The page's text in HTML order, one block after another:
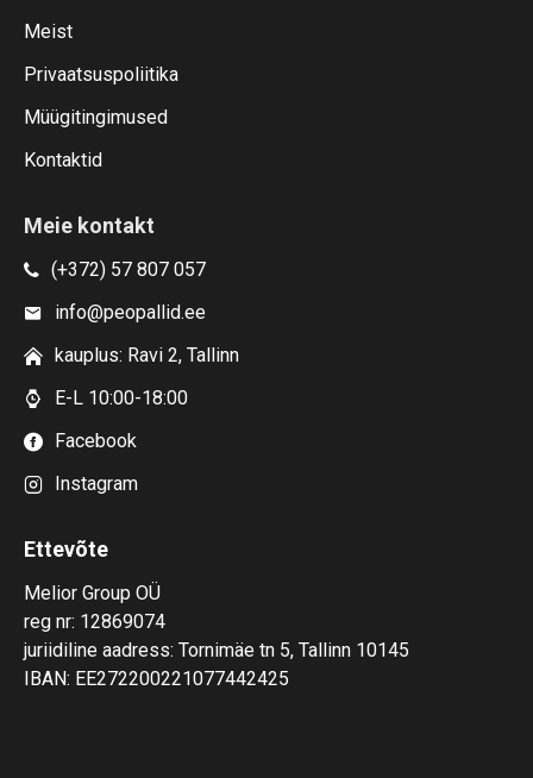
Meist
Privaatsuspoliitika
Müügitingimused
Kontaktid
Meie kontakt
(+372) 57 807 057
info@peopallid.ee
kauplus: Ravi 2, Tallinn
E-L 10:00-18:00
Facebook
Instagram
Ettevõte
Melior Group OÜ
reg nr: 12869074
juriidiline aadress: Tornimäe tn 5, Tallinn 10145
IBAN: EE272200221077442425